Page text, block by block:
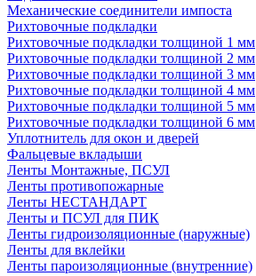
Механические соединители импоста
Рихтовочные подкладки
Рихтовочные подкладки толщиной 1 мм
Рихтовочные подкладки толщиной 2 мм
Рихтовочные подкладки толщиной 3 мм
Рихтовочные подкладки толщиной 4 мм
Рихтовочные подкладки толщиной 5 мм
Рихтовочные подкладки толщиной 6 мм
Уплотнитель для окон и дверей
Фальцевые вкладыши
Ленты Монтажные, ПСУЛ
Ленты противопожарные
Ленты НЕСТАНДАРТ
Ленты и ПСУЛ для ПИК
Ленты гидроизоляционные (наружные)
Ленты для вклейки
Ленты пароизоляционные (внутренние)